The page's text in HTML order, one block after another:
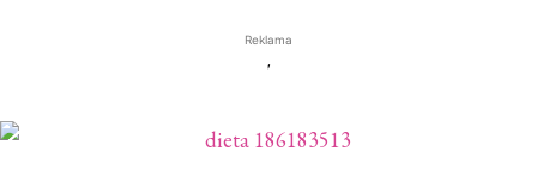
Reklama
'